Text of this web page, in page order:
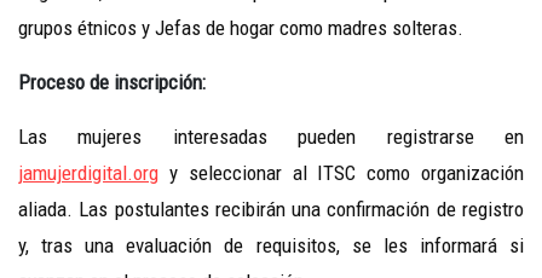
grupos étnicos y Jefas de hogar como madres solteras.
Proceso de inscripción:
Las mujeres interesadas pueden registrarse en
jamujerdigital.org y seleccionar al ITSC como organización
aliada. Las postulantes recibirán una confirmación de registro
y, tras una evaluación de requisitos, se les informará si